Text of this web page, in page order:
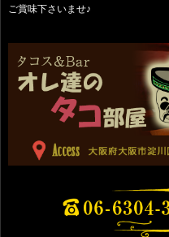
ご賞味下さいませ♪